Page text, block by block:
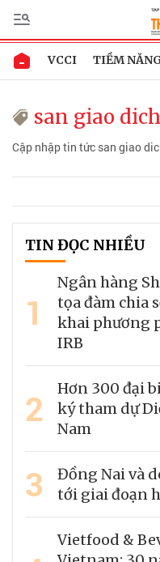
VCCI TIỀM
san giao
Cập nhập tin tức san giao
TIN ĐỌC NHIỀU
1
Ngân hàng
tọa đàm chia
khai phương
IRB
2
Hơn 300 đại
ký tham dự
Nam
3
Đồng Nai và
tới giai đoạn
Vietfood &